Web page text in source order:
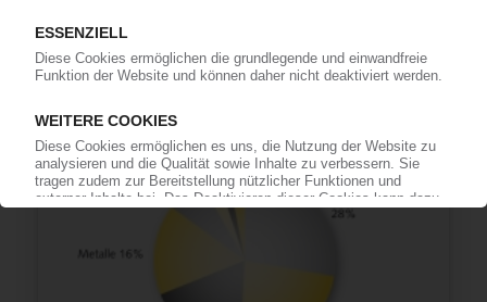
Report
16.09.2016